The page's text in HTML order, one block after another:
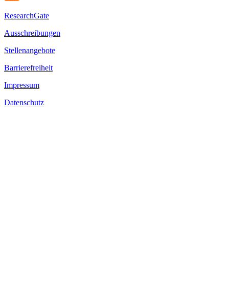
ResearchGate
Ausschreibungen
Stellenangebote
Barrierefreiheit
Impressum
Datenschutz